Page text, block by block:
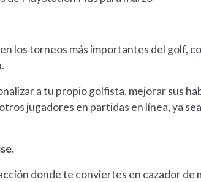
los torneos más importantes del golf,
a tu propio golfista, mejorar sus
jugadores en partidas en línea, ya
donde te conviertes en cazador de